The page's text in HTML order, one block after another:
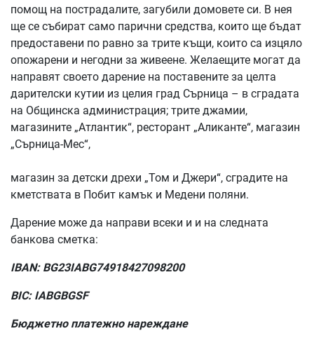
помощ на пострадалите, загубили домовете си. В нея
ще се събират само парични средства, които ще бъдат
предоставени по равно за трите къщи, които са изцяло
опожарени и негодни за живеене. Желаещите могат да
направят своето дарение на поставените за целта
дарителски кутии из целия град Сърница – в сградата
на Общинска администрация; трите джамии,
магазините „Атлантик“, ресторант „Аликанте“, магазин
„Сърница-Мес“,
магазин за детски дрехи „Том и Джери“, сградите на
кметствата в Побит камък и Медени поляни.
Дарение може да направи всеки и и на следната
банкова сметка:
IBAN: BG23IABG74918427098200
BIC: IABGBGSF
Бюджетно платежно нареждане